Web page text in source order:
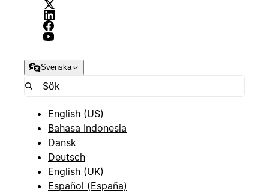
Svenska
English (US)
Bahasa Indonesia
Dansk
Deutsch
English (UK)
Español (España)